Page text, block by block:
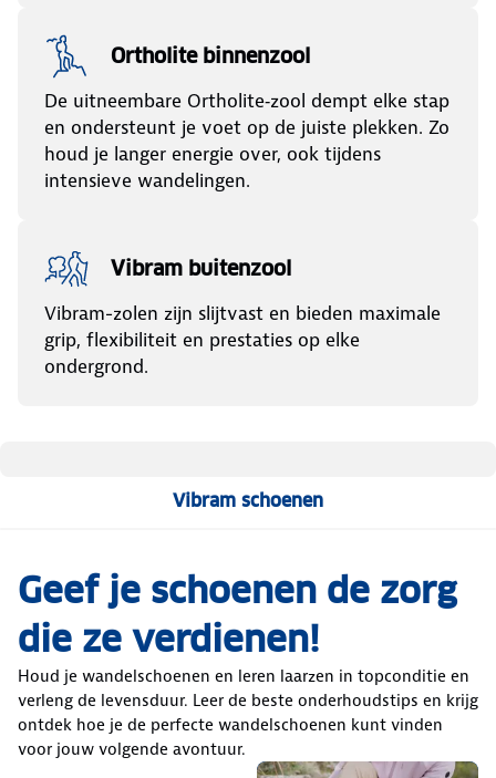
Ortholite binnenzool
De uitneembare Ortholite‑zool dempt elke stap
en ondersteunt je voet op de juiste plekken. Zo
houd je langer energie over, ook tijdens
intensieve wandelingen.
Vibram buitenzool
Vibram-zolen zijn slijtvast en bieden maximale
grip, flexibiliteit en prestaties op elke
ondergrond.
Vibram schoenen
Geef je schoenen de zorg
die ze verdienen!
Houd je wandelschoenen en leren laarzen in topconditie en
verleng de levensduur. Leer de beste onderhoudstips en krijg
ontdek hoe je de perfecte wandelschoenen kunt vinden
voor jouw volgende avontuur.